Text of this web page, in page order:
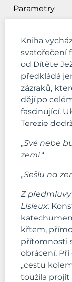
Parametry
Kniha
svatořečení
od Dítěte
předkládá
zázraků,
dějí po
fascinující.
Terezie
„Své nebe
zemi.“
„Sešlu na
Z
Lisieux:
křtem,
přítomnosti
obrácení.
„cestu
toužila projít